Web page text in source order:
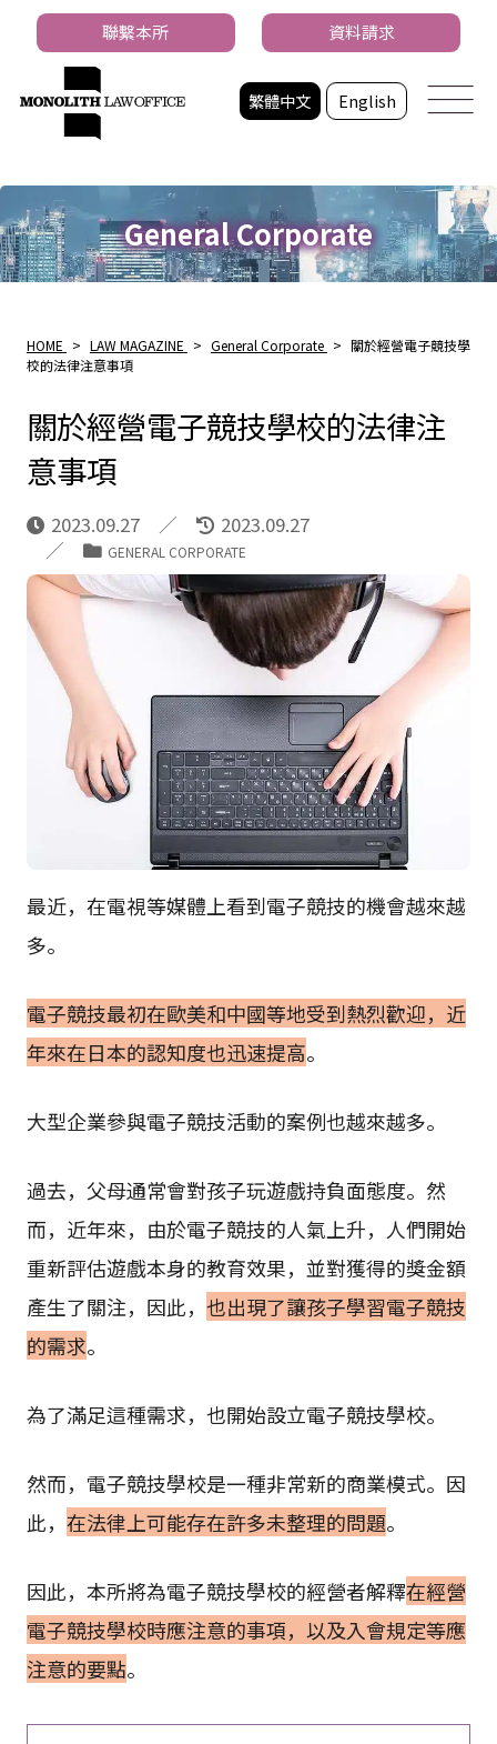
繁體中文 English
聯繫本所 資料請求
General Corporate
HOME > LAW MAGAZINE > General Corporate > 關於經營電子競技學
校的法律注意事項
關於經營電子競技學校的法律注
意事項
2023.09.27 2023.09.27
GENERAL CORPORATE
最近，在電視等媒體上看到電子競技的機會越來越
多。
電子競技最初在歐美和中國等地受到熱烈歡迎，近
年來在日本的認知度也迅速提高。
大型企業參與電子競技活動的案例也越來越多。
過去，父母通常會對孩子玩遊戲持負面態度。然
而，近年來，由於電子競技的人氣上升，人們開始
重新評估遊戲本身的教育效果，並對獲得的獎金額
產生了關注，因此， 也出現了讓孩子學習電子競技
的需求。
為了滿足這種需求，也開始設立電子競技學校。
然而，電子競技學校是一種非常新的商業模式。因
此， 在法律上可能存在許多未整理的問題。
因此，本所將為電子競技學校的經營者解釋在經營
電子競技學校時應注意的事項，以及入會規定等應
注意的要點。